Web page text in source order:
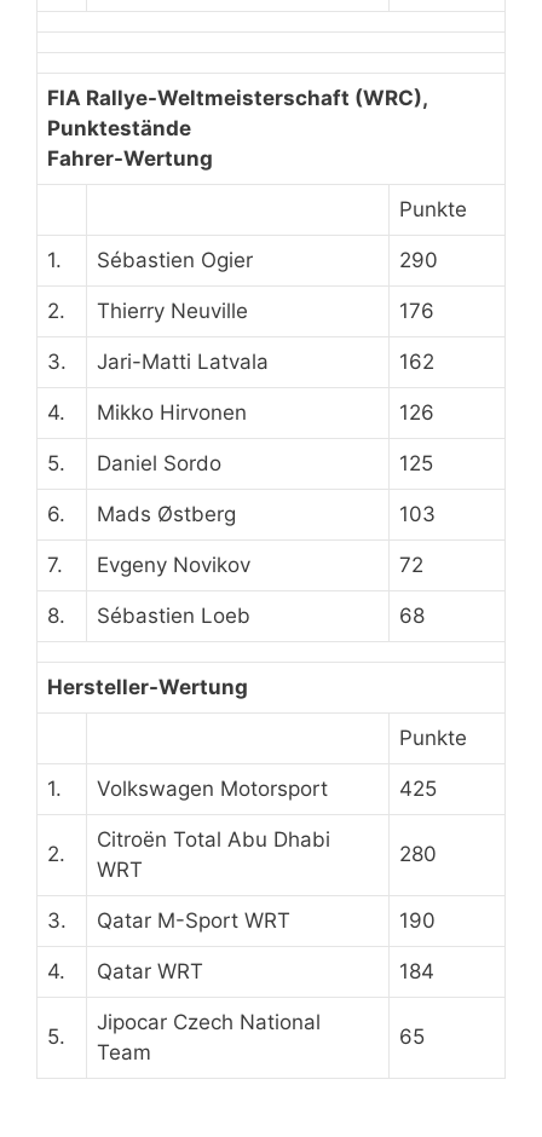
FIA Rallye-Weltmeisterschaft (WRC),
Punktestände
Fahrer-Wertung
Punkte
1. Sébastien Ogier 290
2. Thierry Neuville 176
3. Jari-Matti Latvala 162
4. Mikko Hirvonen 126
5. Daniel Sordo 125
6. Mads Østberg 103
7. Evgeny Novikov 72
8. Sébastien Loeb 68
Hersteller-Wertung
Punkte
1. Volkswagen Motorsport 425
2.
Citroën Total Abu Dhabi
WRT
280
3. Qatar M-Sport WRT 190
4. Qatar WRT 184
5.
Jipocar Czech National
Team
65